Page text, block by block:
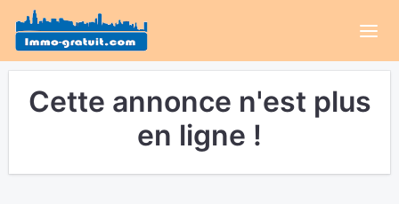
Cette annonce n'est plus
en ligne !